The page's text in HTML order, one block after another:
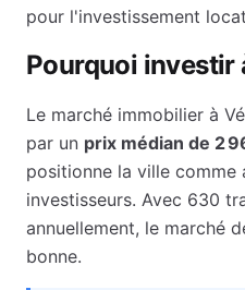
pour l'investissement
Pourquoi investir
Le marché immobilier à
par un prix médian de 2
positionne la ville comme
investisseurs. Avec 630
annuellement, le marché
bonne.